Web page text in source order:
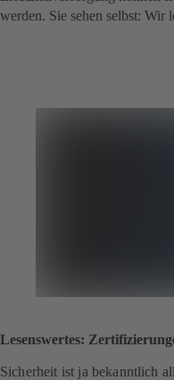
werden. Sie sehen selbst: Wir
Lesenswertes:
Sicherheit ist ja bekanntlich